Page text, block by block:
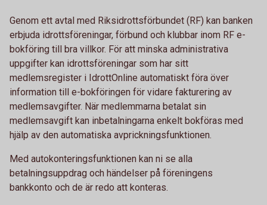
Genom ett avtal med Riksidrottsförbundet (RF) kan banken
erbjuda idrottsföreningar, förbund och klubbar inom RF e-
bokföring till bra villkor. För att minska administrativa
uppgifter kan idrottsföreningar som har sitt
medlemsregister i IdrottOnline automatiskt föra över
information till e-bokföringen för vidare fakturering av
medlemsavgifter. När medlemmarna betalat sin
medlemsavgift kan inbetalningarna enkelt bokföras med
hjälp av den automatiska avprickningsfunktionen.
Med autokonteringsfunktionen kan ni se alla
betalningsuppdrag och händelser på föreningens
bankkonto och de är redo att konteras.